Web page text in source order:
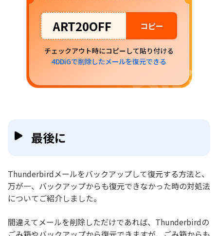
ART20OFF コピー
チェックアウト時にコピーして貼り付ける
4DDiGで削除したメールを復元できる
最後に
Thunderbirdメールをバックアップして復元する方法と、
万が一、バックアップからも復元できなかった時の対処法
についてご紹介しました。
間違えてメールを削除しただけであれば、Thunderbirdの